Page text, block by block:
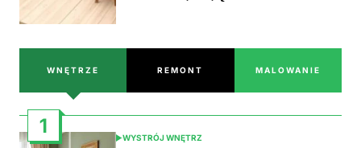
WNĘTRZE REMONT MALOWANIE
1
POSTED
WYSTRÓJ WNĘTRZ